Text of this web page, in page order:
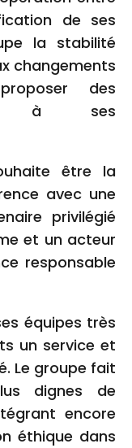
de ses
la stabilité
changements
des
à ses
être la
avec une
privilégié
et un acteur
responsable
équipes très
un service et
Le groupe fait
dignes de
encore
éthique dans